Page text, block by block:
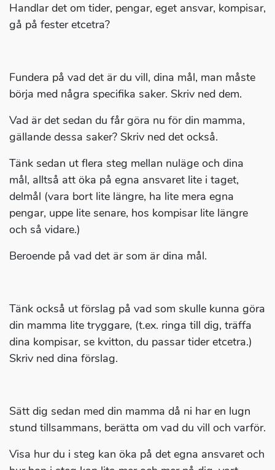
Handlar det om tider, pengar, eget ansvar, kompisar,
gå på fester etcetra?
Fundera på vad det är du vill, dina mål, man måste
börja med några specifika saker. Skriv ned dem.
Vad är det sedan du får göra nu för din mamma,
gällande dessa saker? Skriv ned det också.
Tänk sedan ut flera steg mellan nuläge och dina
mål, alltså att öka på egna ansvaret lite i taget,
delmål (vara bort lite längre, ha lite mera egna
pengar, uppe lite senare, hos kompisar lite längre
och så vidare.)
Beroende på vad det är som är dina mål.
Tänk också ut förslag på vad som skulle kunna göra
din mamma lite tryggare, (t.ex. ringa till dig, träffa
dina kompisar, se kvitton, du passar tider etcetra.)
Skriv ned dina förslag.
Sätt dig sedan med din mamma då ni har en lugn
stund tillsammans, berätta om vad du vill och varför.
Visa hur du i steg kan öka på det egna ansvaret och